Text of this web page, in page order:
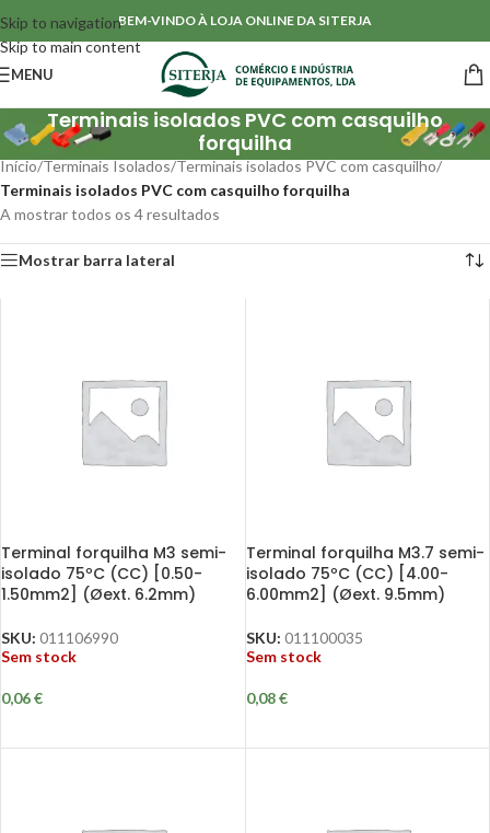
Skip to navigation
Skip to main content
BEM-VINDO À LOJA ONLINE DA SITERJA
MENU
Terminais isolados PVC com casquilho
forquilha
Início/Terminais Isolados/Terminais isolados PVC com casquilho/
Terminais isolados PVC com casquilho forquilha
A mostrar todos os 4 resultados
Mostrar barra lateral
Terminal forquilha M3 semi-
isolado 75ºC (CC) [0.50-
1.50mm2] (Øext. 6.2mm)
SKU: 011106990
Sem stock
0,06€
Terminal forquilha M3.7 semi-
isolado 75ºC (CC) [4.00-
6.00mm2] (Øext. 9.5mm)
SKU: 011100035
Sem stock
0,08€